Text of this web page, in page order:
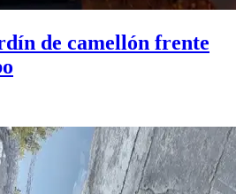
de camellón frente